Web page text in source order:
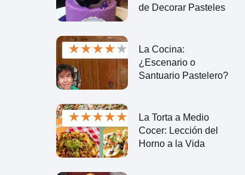
de Decorar Pasteles
★★★★★
La Cocina:
¿Escenario o
Santuario Pastelero?
★★★★★
La Torta a Medio
Cocer: Lección del
Horno a la Vida